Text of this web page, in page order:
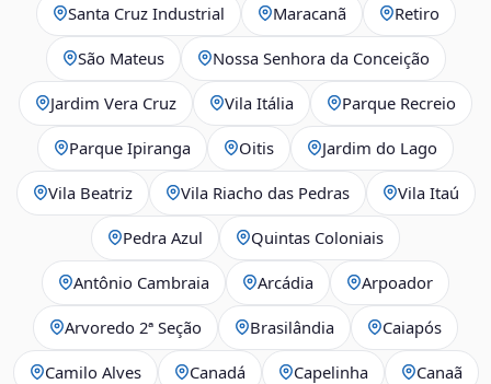
Santa Cruz Industrial Maracanã Retiro
São Mateus Nossa Senhora da Conceição
Jardim Vera Cruz Vila Itália Parque Recreio
Parque Ipiranga Oitis Jardim do Lago
Vila Beatriz Vila Riacho das Pedras Vila Itaú
Pedra Azul Quintas Coloniais
Antônio Cambraia Arcádia Arpoador
Arvoredo 2ª Seção Brasilândia Caiapós
Camilo Alves Canadá Capelinha Canaã